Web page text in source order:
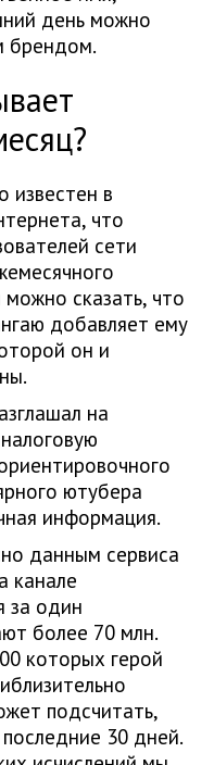
день можно
брендом.
известен в
что
сети
сказать, что
добавляет ему
он и
на
ютубера
информация.
данным сервиса
канале
за один
более 70 млн.
которых герой
подсчитать,
30 дней.